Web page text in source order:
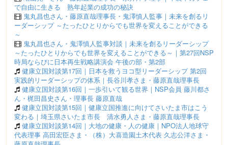
で自由に生きる 熟年起業の成功の秘訣
鬼丸昌也さん・藤原直哉理事長・鬼澤慎人監事｜未来を創るリ
ーダーシップ ～たったひとりからでも世界を変えることができる
～
鬼丸昌也さん・鬼澤慎人監事対談｜未来を創るリーダーシップ
～たったひとりからでも世界を変えることができる～｜第27回NSP
時局ならびに日本再生戦略講演会 午後の部・第2部
健康立国対談第17回｜日本を救うヨコ型リーダーシップ 第2回
実践的リーダーシップの体系｜長谷川孝さま・藤原直哉理事長
健康立国対談第16回｜一歩引いて観る世界｜NSP会員 藤川都さ
ん・梶田昌史さん・理事長 藤原直哉
健康立国対談第15回｜健康立国推進に向けてさいたま市はこう
変わる｜埼玉県さいたま市長 清水勇人さま・藤原直哉理事長
健康立国対談第14回｜大地の健康・人の健康｜NPO法人地球守
代表理事 高田宏臣さま・（株）大喜造園土木代表 久志公洋さま・